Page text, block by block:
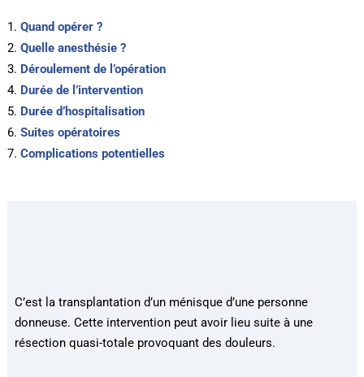
Quand opérer ?
Quelle anesthésie ?
Déroulement de l’opération
Durée de l’intervention
Durée d’hospitalisation
Suites opératoires
Complications potentielles
C’est la transplantation d’un ménisque d’une personne
donneuse. Cette intervention peut avoir lieu suite à une
résection quasi-totale provoquant des douleurs.